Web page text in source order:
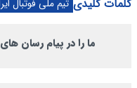
کلمات کلیدی تیم ملی فوتبال
ما را در پیام رسان